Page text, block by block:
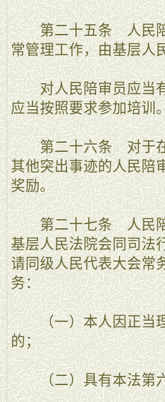
第二十五条 人民陪
常管理工作，由基层人
对人民陪审员应当有
应当按照要求参加培训
第二十六条 对于在
其他突出事迹的人民陪
奖励。
第二十七条 人民陪
基层人民法院会同司法
请同级人民代表大会常
务：
（一）本人因正当理
的；
（二）具有本法第六